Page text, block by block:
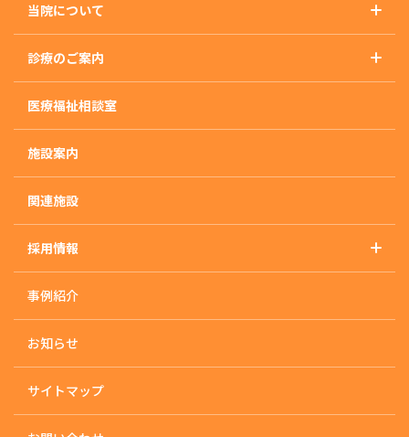
当院について
基本理念
概要・沿革・施設基準
アクセス
診療のご案内
診療のご案内トップ
精神科
外来のご案内
入院治療について
入・退院の流れ
入院生活について
デイケア/ナイトケア
活動状況
各課のサポート体制
医療福祉相談室
施設案内
関連施設
採用情報
採用情報トップ
採用に関するお知らせ
応募・お問い合わせ
事例紹介
お知らせ
サイトマップ